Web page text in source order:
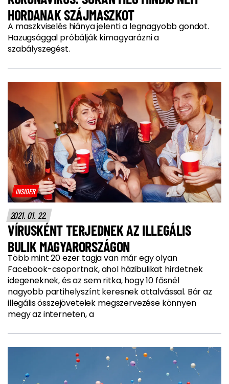
HORDANAK SZÁJMASZKOT
A maszkviselés hiánya jelenti a legnagyobb gondot.
Hazugsággal próbálják kimagyarázni a
szabályszegést.
INSIDER
2021. 01. 22.
VÍRUSKÉNT TERJEDNEK AZ ILLEGÁLIS
BULIK MAGYARORSZÁGON
Több mint 20 ezer tagja van már egy olyan
Facebook-csoportnak, ahol házibulikat hirdetnek
idegeneknek, és az sem ritka, hogy 10 fősnél
nagyobb partihelyszínt keresnek ottalvással. Bár az
illegális összejövetelek megszervezése könnyen
megy az interneten, a